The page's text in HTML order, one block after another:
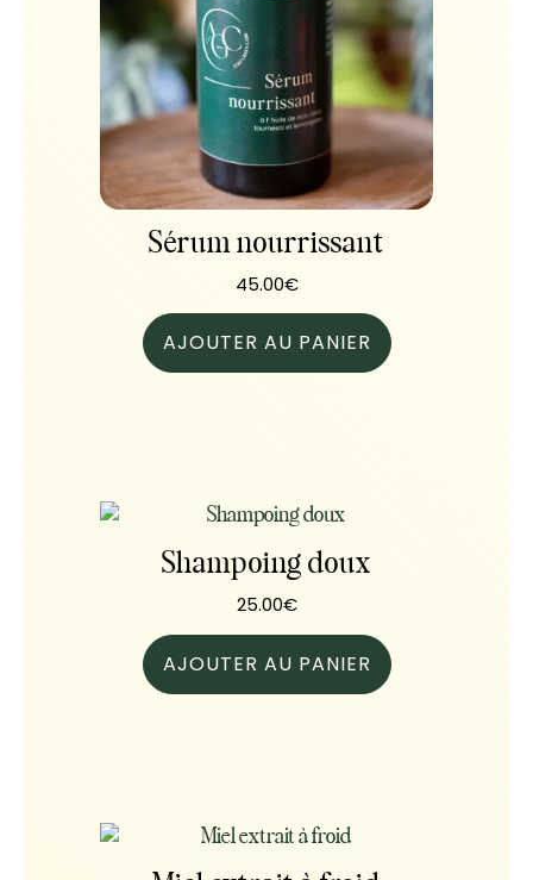
Sérum nourrissant
45.00€
AJOUTER AU PANIER
Shampoing doux
25.00€
AJOUTER AU PANIER